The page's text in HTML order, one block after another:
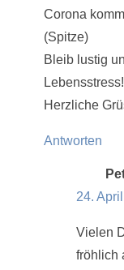
Corona
(Spitze)
Bleib lustig
Lebensstress!
Herzliche
Antworten
24.
Vielen
fröhlich